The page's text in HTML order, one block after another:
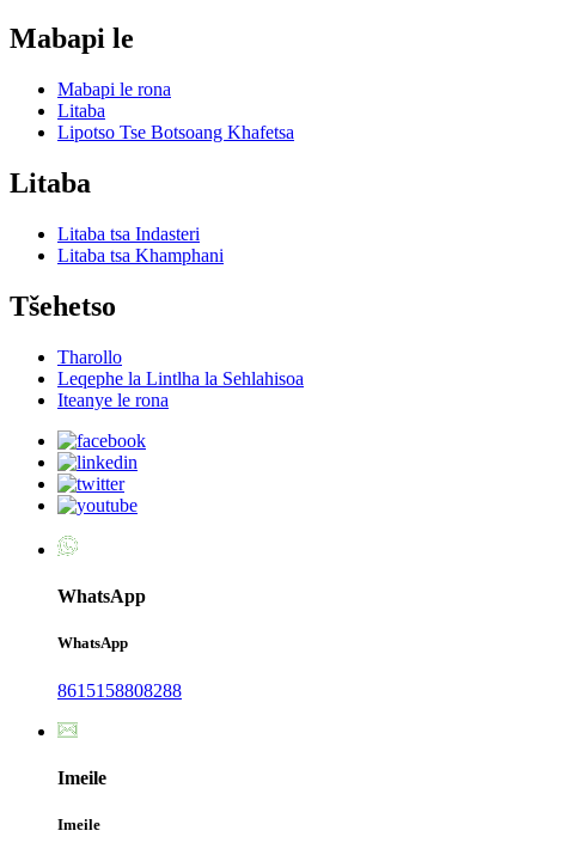
Mabapi le
Mabapi le rona
Litaba
Lipotso Tse Botsoang Khafetsa
Litaba
Litaba tsa Indasteri
Litaba tsa Khamphani
Tšehetso
Tharollo
Leqephe la Lintlha la Sehlahisoa
Iteanye le rona
WhatsApp
WhatsApp
8615158808288
Imeile
Imeile